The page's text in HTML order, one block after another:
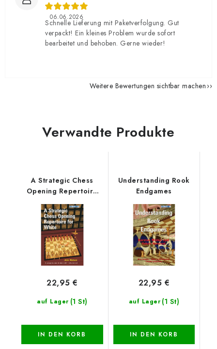
06.06.2026
Schnelle Lieferung mit Paketverfolgung. Gut
verpackt! Ein kleines Problem wurde sofort
bearbeitet und behoben. Gerne wieder!
Weitere Bewertungen sichtbar machen
Verwandte Produkte
A Strategic Chess
Opening Repertoire
for White
auf Lager (1 St)
22,95 €
IN DEN KORB
Understanding Rook
Endgames
auf Lager (1 St)
22,95 €
IN DEN KORB